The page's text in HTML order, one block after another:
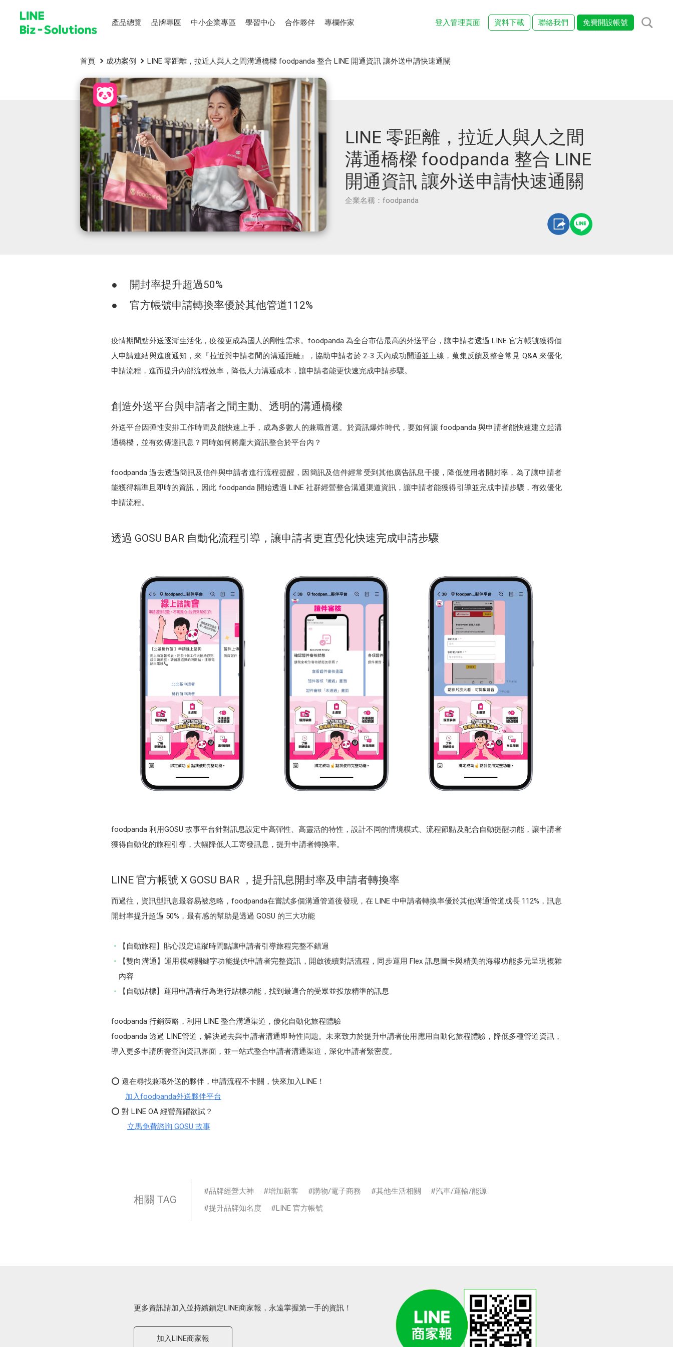
產品總覽 品牌專區 中小企業專區 學習中心 合作夥伴 專欄作家 登入管理頁面 資料下載 聯絡我們 免費開設帳號
首頁 成功案例 LINE 零距離，拉近人與人之間溝通橋樑 foodpanda 整合 LINE 開通資訊 讓外送申請快速通關
LINE 零距離，拉近人與人之間
溝通橋樑 foodpanda 整合 LINE
開通資訊 讓外送申請快速通關
企業名稱：foodpanda
● 開封率提升超過50%
● 官方帳號申請轉換率優於其他管道112%
疫情期間點外送逐漸生活化，疫後更成為國人的剛性需求。foodpanda 為全台市佔最高的外送平台，讓申請者透過 LINE 官方帳號獲得個
人申請連結與進度通知，來『拉近與申請者間的溝通距離』，協助申請者於 2-3 天內成功開通並上線，蒐集反饋及整合常見 Q&A 來優化
申請流程，進而提升內部流程效率，降低人力溝通成本，讓申請者能更快速完成申請步驟。
創造外送平台與申請者之間主動、透明的溝通橋樑
外送平台因彈性安排工作時間及能快速上手，成為多數人的兼職首選。於資訊爆炸時代，要如何讓 foodpanda 與申請者能快速建立起溝
通橋樑，並有效傳達訊息？同時如何將龐大資訊整合於平台內？
foodpanda 過去透過簡訊及信件與申請者進行流程提醒，因簡訊及信件經常受到其他廣告訊息干擾，降低使用者開封率，為了讓申請者
能獲得精準且即時的資訊，因此 foodpanda 開始透過 LINE 社群經營整合溝通渠道資訊，讓申請者能獲得引導並完成申請步驟，有效優化
申請流程。
透過 GOSU BAR 自動化流程引導，讓申請者更直覺化快速完成申請步驟
foodpanda 利用GOSU 故事平台針對訊息設定中高彈性、高靈活的特性，設計不同的情境模式、流程節點及配合自動提醒功能，讓申請者
獲得自動化的旅程引導，大幅降低人工寄發訊息，提升申請者轉換率。
LINE 官方帳號 X GOSU BAR ，提升訊息開封率及申請者轉換率
而過往，資訊型訊息最容易被忽略，foodpanda在嘗試多個溝通管道後發現，在 LINE 中申請者轉換率優於其他溝通管道成長 112%，訊息
開封率提升超過 50%，最有感的幫助是透過 GOSU 的三大功能
【自動旅程】貼心設定追蹤時間點讓申請者引導旅程完整不錯過
【雙向溝通】運用模糊關鍵字功能提供申請者完整資訊，開啟後續對話流程，同步運用 Flex 訊息圖卡與精美的海報功能多元呈現複雜
內容
【自動貼標】運用申請者行為進行貼標功能，找到最適合的受眾並投放精準的訊息
foodpanda 行銷策略，利用 LINE 整合溝通渠道，優化自動化旅程體驗
foodpanda 透過 LINE管道，解決過去與申請者溝通即時性問題。未來致力於提升申請者使用應用自動化旅程體驗，降低多種管道資訊，
導入更多申請所需查詢資訊界面，並一站式整合申請者溝通渠道，深化申請者緊密度。
⭕ 還在尋找兼職外送的夥伴，申請流程不卡關，快來加入LINE！
加入foodpanda外送夥伴平台
⭕ 對 LINE OA 經營躍躍欲試？
立馬免費諮詢 GOSU 故事
相關 TAG
品牌經營大神 增加新客 購物/電子商務 其他生活相關
汽車/運輸/能源
提升品牌知名度
LINE 官方帳號
更多資訊請加入並持續鎖定LINE商家報，永遠掌握第一手的資訊！
加入LINE商家報